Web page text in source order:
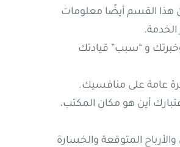
هذا القسم أيضًا معلومات
و “سبب” قيادتك
عامة على منافسيك.
أين هو مكان المكتب،
المتوقعة والخسارة